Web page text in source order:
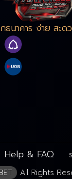
ธนาคาร ง่าย สะ
Help & FAQ
All Rights